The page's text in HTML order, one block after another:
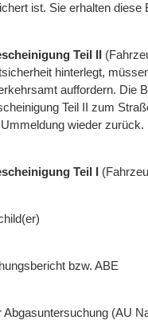
ist. Sie erhalten
Teil II
hinterlegt,
auffordern. Die
Teil II zum
wieder zurück.
Teil I
bzw. ABE
Abgasuntersuchung (AU